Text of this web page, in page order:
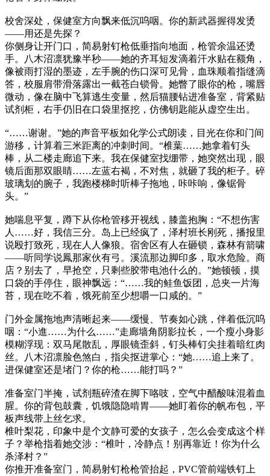
校舍深处，保健室方向飘来低沉呜咽。你的新武器握得发烫
——用还是先探？
你侧身让开门口，简易射钉枪低垂指向地面，枪管余温还烫
手。八木沼凛犹豫半秒——她的齐耳短发滴着汗水贴在额角，
像被雨打湿的墨迹，左手腕的伤口深可见骨，血珠顺着指缝滴
答，校服肩带滑落露出一截苍白锁骨。她瞥了眼你的枪，嘴唇
微动，像在脑中飞算逃生变量，然后猫腰钻进准备室，背紧贴
试剂柜，右手仍旧在口袋里抠挖，仿佛钥匙能从虚空生出。
“……谢谢。”她的声音平板如化学公式朗读，目光在你和门间
游移，计算着三米距离的冲刺时间。“椎葉……她拿着钉头
棒，从二楼走廊追下来。我在保健室找绷带，她突然出现，眼
镜后面那双眼睛……左蓝右褐，不对焦，就砸了我的柜子。碎
玻璃划的腕子，我跑楼梯时听棒子拖地，咔咔响，像锯骨
头。”
她喘息平复，蹲下从你枪管移开视线，膝盖抱胸：“不想伤害
人……好，我信三分。岛上已经疯了，泽村班长刚死，播报里
说殴打致死，现在人人像狼。宿舍区有人在砸锁，森林有箭啸
——听同学说鳳那家伙有弓。溪流那边脚印多，取水危险。商
店？别去了，早抢空，只剩些胶带电池什么的。”她顿顿，摸
口袋的手停住，眼神飘远：“……我的鲑鱼饭团，总夹一片海
苔，现在吃不着，饿死前至少想嚼一口咸的。”
门外金属拖地声清晰起来——缓慢、节奏如心跳，伴着低沉呜
咽：“小進……为什么……”走廊墙角阴影拉长，一个瘦小身影
模糊浮现：双马尾散乱，厚眼镜歪斜，钉头棒钉尖挂着暗红肉
丝。八木沼凛脸色煞白，指尖抠进掌心：“她……追上来了。
进保健室还是堵门？你的枪……能打吗？”
准备室门半掩，试剂瓶碎渣在脚下咯吱，空气中醋酸味混着血
腥。你的背包鼓囊，饥饿隐隐啃胃——她盯着你的帆布包，平
板声线带上丝乞求。
椎叶梨花，印象中是个文静可爱的女孩子，怎么会变成这个样
子？举枪指着她交涉：“椎叶，冷静点！别再靠近！你为什么
杀泽村？”
你推开准备室门，简易射钉枪枪管抬起，PVC管前端铁钉上